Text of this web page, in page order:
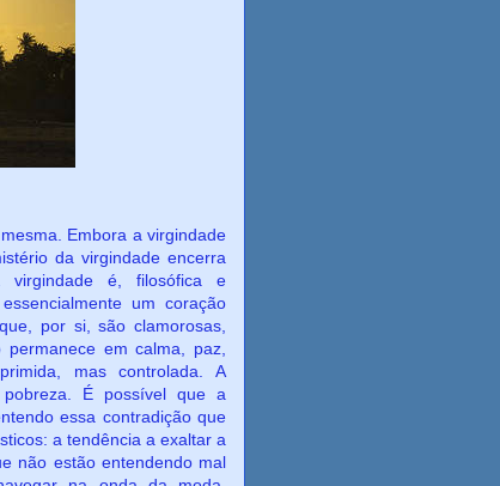
Embora a virgindade
da virgindade encerra
virgindade é, filosófica e
um coração
por si, são clamorosas,
em calma, paz,
mas controlada. A
É possível que a
essa contradição que
a tendência a exaltar a
não estão entendendo mal